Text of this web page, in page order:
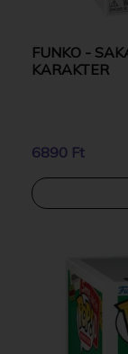
FUNKO -
KARAKTER
6890 Ft